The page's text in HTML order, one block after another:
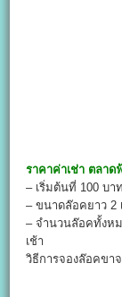
ราคาค่าเช่า ตลาด
– เริ่มต้นที่ 100 บา
– ขนาดล๊อคยาว 2
– จำนวนล๊อคทั้งหม
เช้า
วิธีการจองล๊อคขา